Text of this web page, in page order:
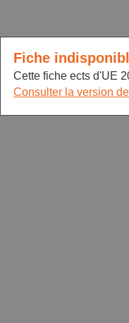
Fiche
Cette fiche ects d'UE
Consulter la version